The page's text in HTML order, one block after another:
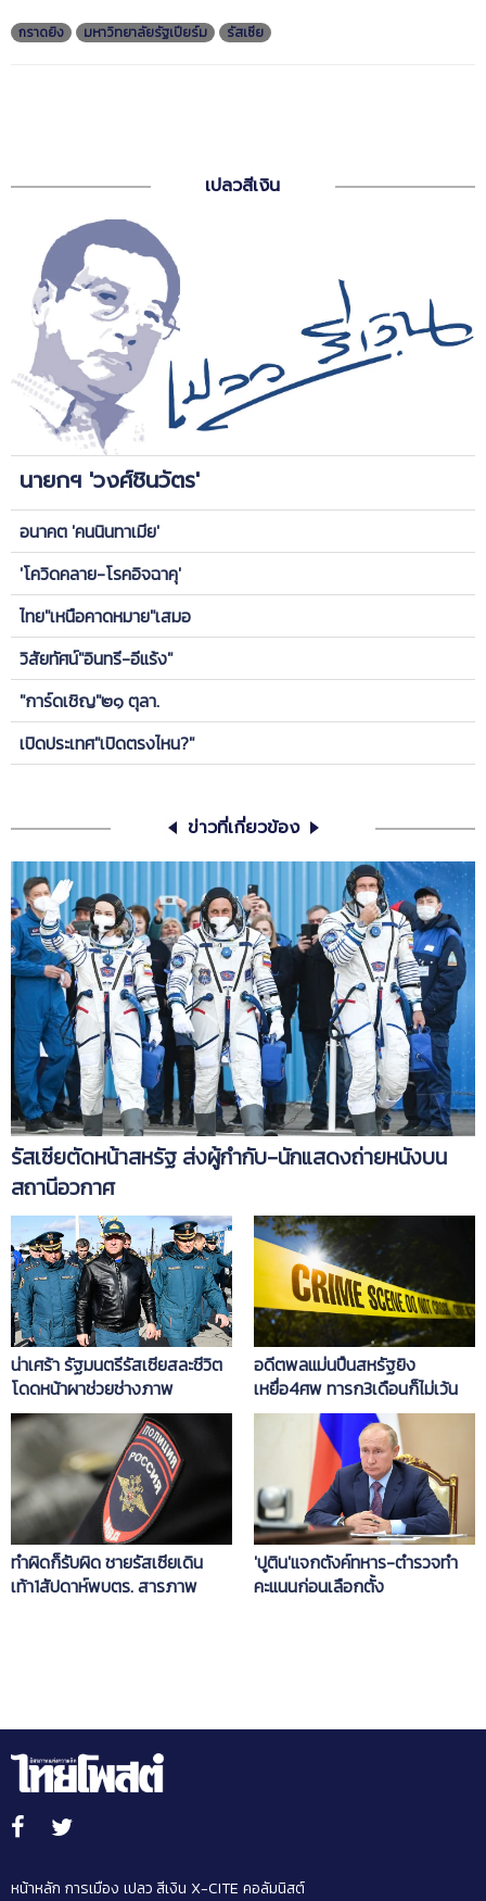
กราดยิง มหาวิทยาลัยรัฐเปียร์ม รัสเซีย
เปลวสีเงิน
นายกฯ 'วงศ์ชินวัตร'
อนาคต 'คนนินทาเมีย'
'โควิดคลาย-โรคอิจฉาคุ'
ไทย"เหนือคาดหมาย"เสมอ
วิสัยทัศน์"อินทรี-อีแร้ง"
"การ์ดเชิญ"๒๑ ตุลา.
เปิดประเทศ"เปิดตรงไหน?"
ข่าวที่เกี่ยวข้อง
รัสเซียตัดหน้าสหรัฐ ส่งผู้กำกับ-นักแสดงถ่ายหนังบน
สถานีอวกาศ
น่าเศร้า รัฐมนตรีรัสเซียสละชีวิต
โดดหน้าผาช่วยช่างภาพ
อดีตพลแม่นปืนสหรัฐยิง
เหยื่อ4ศพ ทารก3เดือนก็ไม่เว้น
ทำผิดก็รับผิด ชายรัสเซียเดิน
เท้า1สัปดาห์พบตร. สารภาพ
'ปูติน'แจกตังค์ทหาร-ตำรวจทำ
คะแนนก่อนเลือกตั้ง
หน้าหลัก การเมือง เปลว สีเงิน X-CITE คอลัมนิสต์